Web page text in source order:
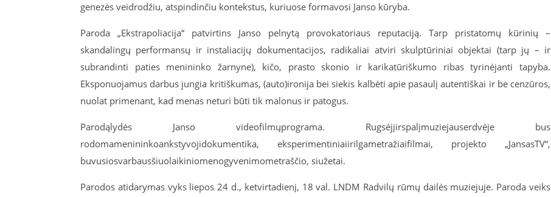
genezės veidrodžiu, atspindinčiu kontekstus, kuriuose formavosi Janso kūryba.
Paroda „Ekstrapoliacija“ patvirtins Janso pelnytą provokatoriaus reputaciją. Tarp pristatomų kūrinių –
skandalingų performansų ir instaliacijų dokumentacijos, radikaliai atviri skulptūriniai objektai (tarp jų – ir
subrandinti paties menininko žarnyne), kičo, prasto skonio ir karikatūriškumo ribas tyrinėjanti tapyba.
Eksponuojamus darbus jungia kritiškumas, (auto)ironija bei siekis kalbėti apie pasaulį autentiškai ir be cenzūros,
nuolat primenant, kad menas neturi būti tik malonus ir patogus.
Parodąlydės Janso videofilmųprograma. Rugsėjįirspalįmuziejauserdvėje bus
rodomamenininkoankstyvojidokumentika, eksperimentiniaiirilgametražiaifilmai, projekto „JansasTV“,
buvusiosvarbausšiuolaikiniomenogyvenimometraščio, siužetai.
Parodos atidarymas vyks liepos 24 d., ketvirtadienį, 18 val. LNDM Radvilų rūmų dailės muziejuje. Paroda veiks